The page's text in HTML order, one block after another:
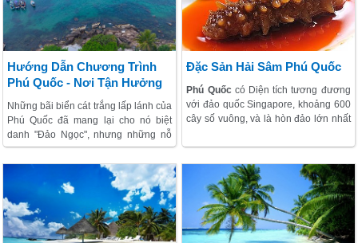
Hướng Dẫn Chương Trình
Phú Quốc - Nơi Tận Hưởng
Trọn Vẹn Mùa Hè
Những bãi biển cát trắng lấp lánh của
Phú Quốc đã mang lại cho nó biệt
danh "Đảo Ngọc", nhưng những nỗ
lực bảo tồn môi trường và di sản văn
hóa của hòn đảo này xứng đáng
được chú ý nhiều như bãi cát đẹp
như tranh vẽ và lướt sóng. Quê
hương của nước mắm, hạt tiêu và
ngọc trai, Phú Quốc mang đến cuộc
sống sang trọng và địa phương, với
Đặc Sản Hải Sâm Phú Quốc
Phú Quốccó Diện tích tương đương
với đảo quốc Singapore, khoảng 600
cây số vuông, và là hòn đảo lớn nhất
nơi duy nhất tại Việt Nam bạn có thể
thưởng thức mặt trời lặn trên đại